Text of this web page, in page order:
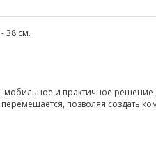
38 см.
и практичное решение
позволяя создать